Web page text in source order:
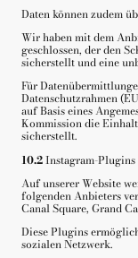
Daten können zudem
Wir haben mit dem
geschlossen, der den
sicherstellt und eine
Für
Datenschutzrahmen
auf Basis eines
Kommission die
sicherstellt.
10.2Instagram-Plugins
Auf unserer Website
folgenden Anbieters
Canal Square, Grand
Diese Plugins
sozialen Netzwerk.